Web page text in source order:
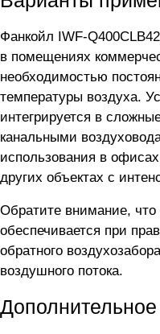
Фанкойл IWF-
в помещениях
необходимостью
температуры воздуха.
интегрируется в
канальными
использования в
других объектах с
Обратите внимание,
обеспечивается при
обратного
воздушного потока.